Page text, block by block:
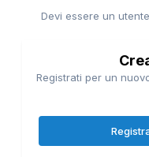
Devi essere un
Registrati per un